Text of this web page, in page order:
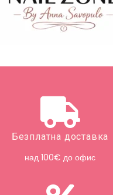
Безплатна доставка
над 100€ до офис